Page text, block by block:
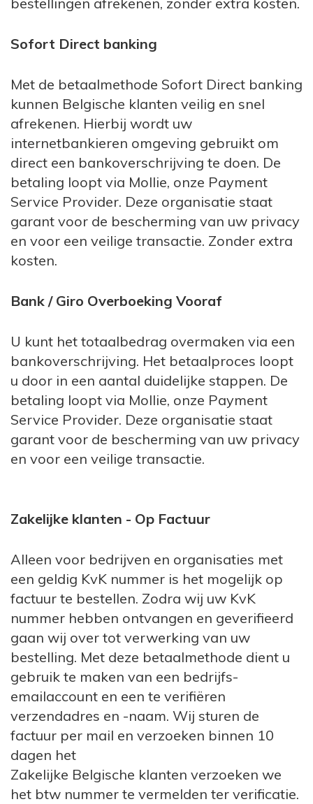
Sofort Direct banking
Met de betaalmethode Sofort Direct banking
kunnen Belgische klanten veilig en snel
afrekenen. Hierbij wordt uw
internetbankieren omgeving gebruikt om
direct een bankoverschrijving te doen. De
betaling loopt via Mollie, onze Payment
Service Provider. Deze organisatie staat
garant voor de bescherming van uw privacy
en voor een veilige transactie. Zonder extra
kosten.
Bank / Giro Overboeking Vooraf
U kunt het totaalbedrag overmaken via een
bankoverschrijving. Het betaalproces loopt
u door in een aantal duidelijke stappen. De
betaling loopt via Mollie, onze Payment
Service Provider. Deze organisatie staat
garant voor de bescherming van uw privacy
en voor een veilige transactie.
Zakelijke klanten - Op Factuur
Alleen voor bedrijven en organisaties met
een geldig KvK nummer is het mogelijk op
factuur te bestellen. Zodra wij uw KvK
nummer hebben ontvangen en geverifieerd
gaan wij over tot verwerking van uw
bestelling. Met deze betaalmethode dient u
gebruik te maken van een bedrijfs-
emailaccount en een te verifiëren
verzendadres en -naam. Wij sturen de
factuur per mail en verzoeken binnen 10
dagen het
Zakelijke Belgische klanten verzoeken we
het btw nummer te vermelden ter verificatie.